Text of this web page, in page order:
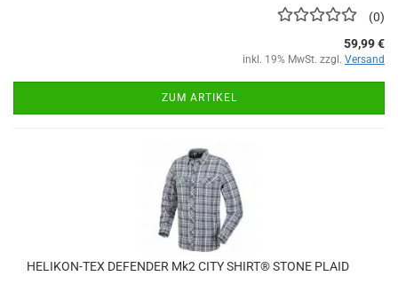
0
59,99 €
inkl. 19% MwSt. zzgl. Versand
ZUM ARTIKEL
HELIKON-TEX DEFENDER Mk2 CITY SHIRT® STONE PLAID